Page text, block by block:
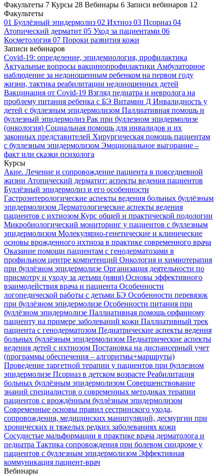
Факультеты 7 Курсы 28 Вебинары 6 Записи вебинаров 12
Факультеты
01 Буллёзный эпидермолиз 02 Ихтиоз 03 Псориаз 04
Атопический дерматит 05 Уход за пациентами 06
Косметология 07 Пороки развития кожи
Записи вебинаров
Covid-19: определение, эпидемиология, профилактика
Актуальные вопросы вакцинопрофилактики Амбулаторное
наблюдение за недоношенным ребенком на первом году
жизни, тактика реабилитации недоношенных детей
Вакцинация от Covid-19 Взгляд педиатра и невролога на
проблему питания ребенка с БЭ Витамин Д Инвалидность у
детей с буллезным эпидермолизом Паллиативная помощь и
буллезный эпидермолиз Рак при буллезном эпидермолизе
(онкология) Социальная помощь для инвалидов и их
законных представителей Хирургическая помощь пациентам
с буллезным эпидермолизом Эмоциональное выгорание –
факт или сказки психолога
Курсы
Акне. Лечение и сопровождение пациента в повседневной
жизни Атопический дерматит: аспекты ведения пациентов
Буллёзный эпидермолиз и его особенности
Гастроэнтерологические аспекты ведения больных буллёзным
эпидермолизом Дерматологические аспекты ведения
пациентов с ихтиозом Курс общей и практической подологии
Микробиологический мониторинг у пациентов с буллезным
эпидермолизом Молекулярно-генетические и клинические
основы врожденного ихтиоза в практике современного врача
Оказание помощи пациентам с генодерматозами в
профильном центре компетенций Онкология и химиотерапия
при буллёзном эпидермолизе Организация деятельности по
присмотру и уходу за детьми (няня) Основы эффективного
взаимодействия врача и пациента Особенности
логопедической работы с детьми БЭ Особенности перевязок
при буллёзном эпидермолизе Особенности питания при
буллёзном эпидермолизе Паллиативная помощь орфанному
пациенту на примере заболеваний кожи Паллиативный трек
пациента с генодерматозом Педиатрические аспекты ведения
больных буллёзным эпидермолизом Педиатрические аспекты
ведения детей с ихтиозом Постановка на диспансерный учет
(программы обеспечения – алгоритмы+маршруты)
Проведение таргетной терапии у пациентов при буллезном
эпидермолизе Псориаз в детском возрасте Реабилитация
больных буллёзным эпидермолизом Совершенствование
знаний специалистов о современных методиках терапии
пациентов с врождённым буллёзным эпидермолизом
Современные основы правил сестринского ухода,
сопровождения, медицинских манипуляций, десмургии при
хронических и тяжелых редких заболеваниях кожи
Сосудистые мальформации в практике врача дерматолога и
педиатра Тактика сопровождения при болевом синдроме у
пациентов с буллезным эпидермолизом Эффективная
коммуникация пациент-врач
Вебинары